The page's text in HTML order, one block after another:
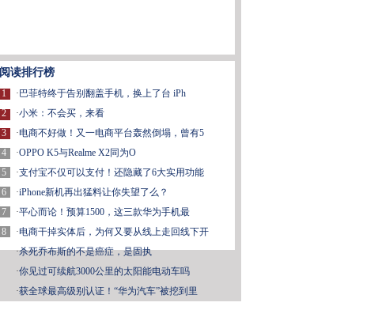
阅读排行榜
1
2
3
4
5
6
7
8
· 巴菲特终于告别翻盖手机，换上了台 iPh
·小米：不会买，来看
·电商不好做！又一电商平台轰然倒塌，曾有5
·OPPO K5与Realme X2同为O
·支付宝不仅可以支付！还隐藏了6大实用功能
·iPhone新机再出猛料让你失望了么？
·平心而论！预算1500，这三款华为手机最
·电商干掉实体后，为何又要从线上走回线下开
·杀死乔布斯的不是癌症，是固执
·你见过可续航3000公里的太阳能电动车吗
·获全球最高级别认证！“华为汽车”被挖到里